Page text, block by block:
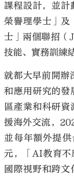
課程設計，並
榮譽理學士」及
士」兩個聯招（
技能、實務訓練
就都大早前開辦
和應用研究的發
區產業和科研
援海外交流，
並每年額外提
元，「AI教育不
國際視野和跨